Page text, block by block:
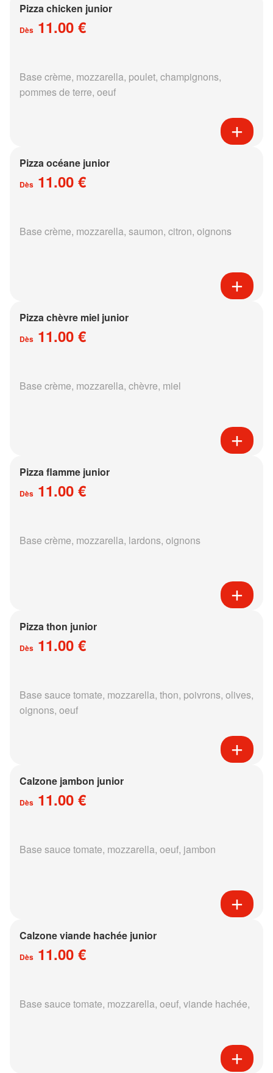
Pizza chicken junior
Dès 11.00 €
Base crème, mozzarella, poulet, champignons,
pommes de terre, oeuf
Pizza océane junior
Dès 11.00 €
Base crème, mozzarella, saumon, citron, oignons
Pizza chèvre miel junior
Dès 11.00 €
Base crème, mozzarella, chèvre, miel
Pizza flamme junior
Dès 11.00 €
Base crème, mozzarella, lardons, oignons
Pizza thon junior
Dès 11.00 €
Base sauce tomate, mozzarella, thon, poivrons, olives,
oignons, oeuf
Calzone jambon junior
Dès 11.00 €
Base sauce tomate, mozzarella, oeuf, jambon
Calzone viande hachée junior
Dès 11.00 €
Base sauce tomate, mozzarella, oeuf, viande hachée,